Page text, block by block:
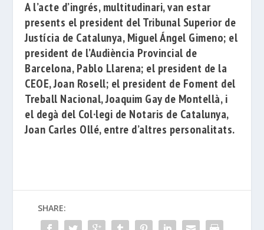
A l’acte d’ingrés, multitudinari, van estar
presents el president delTribunal Superior de
Justícia de Catalunya,Miguel Ángel Gimeno; el
president de l’Audiència Provincial de
Barcelona, ​​Pablo Llarena; el president de la
CEOE,Joan Rosell; el president de Foment del
Treball Nacional,Joaquim Gay de Montellà, i
el degà del Col·legi de Notaris de Catalunya,
Joan Carles Ollé, entre d’altres personalitats.
SHARE: